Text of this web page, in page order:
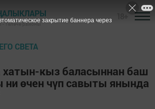
- Теләче районы
СВЕТА
кыз баласыннан баш
ни өчен чүп савыты янында
закрытие баннера через